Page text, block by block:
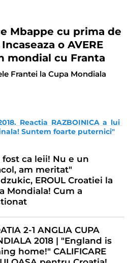
Mbappe cu prima de
o AVERE
mondial cu Franta
Frantei la Cupa Mondiala
Reactia RAZBOINICA a lui
Suntem foarte puternici"
fost ca leii! Nu e un
am meritat"
EROUL Croatiei la
Mondiala! Cum a
2-1 ANGLIA CUPA
2018 | "England is
home!" CALIFICARE